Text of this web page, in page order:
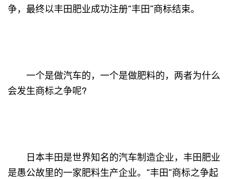
争，最终以丰田肥业成功注册“丰田”商标结束。
一个是做汽车的，一个是做肥料的，两者为什么
会发生商标之争呢?
日本丰田是世界知名的汽车制造企业，丰田肥业
是愚公故里的一家肥料生产企业。“丰田”商标之争起